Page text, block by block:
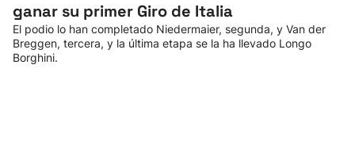
ganar su primer Giro de Italia
El podio lo han completado Niedermaier, segunda, y Van der
Breggen, tercera, y la última etapa se la ha llevado Longo
Borghini.